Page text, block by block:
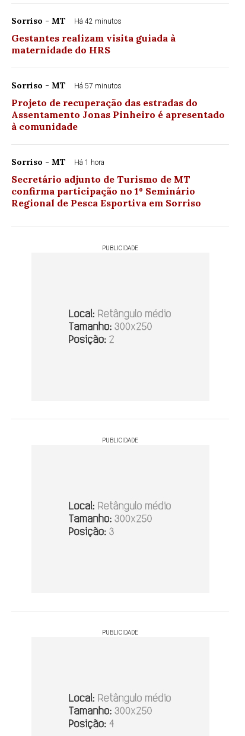
Sorriso - MT Há 42 minutos
Gestantes realizam visita guiada à
maternidade do HRS
Sorriso - MT Há 57 minutos
Projeto de recuperação das estradas do
Assentamento Jonas Pinheiro é apresentado
à comunidade
Sorriso - MT Há 1 hora
Secretário adjunto de Turismo de MT
confirma participação no 1º Seminário
Regional de Pesca Esportiva em Sorriso
PUBLICIDADE
PUBLICIDADE
PUBLICIDADE